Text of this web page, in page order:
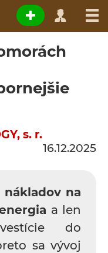
s. r.
16.12.2025
nákladov na
a len
do
sa vývoj